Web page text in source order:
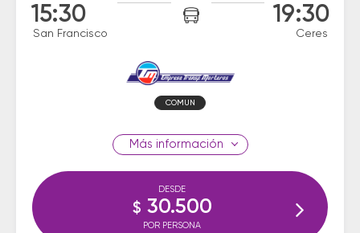
15:30
San Francisco
19:30
Ceres
COMUN
información
DESDE
$ 30.500
POR PERSONA